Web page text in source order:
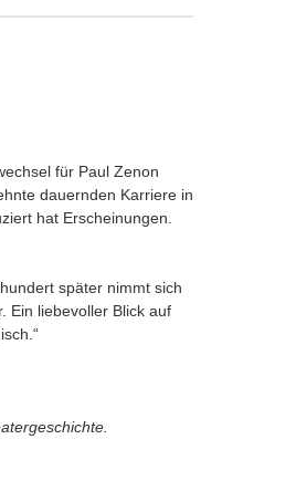
für Paul Zenon
dauernden Karriere in
hat Erscheinungen.
später nimmt sich
Ein liebevoller Blick auf